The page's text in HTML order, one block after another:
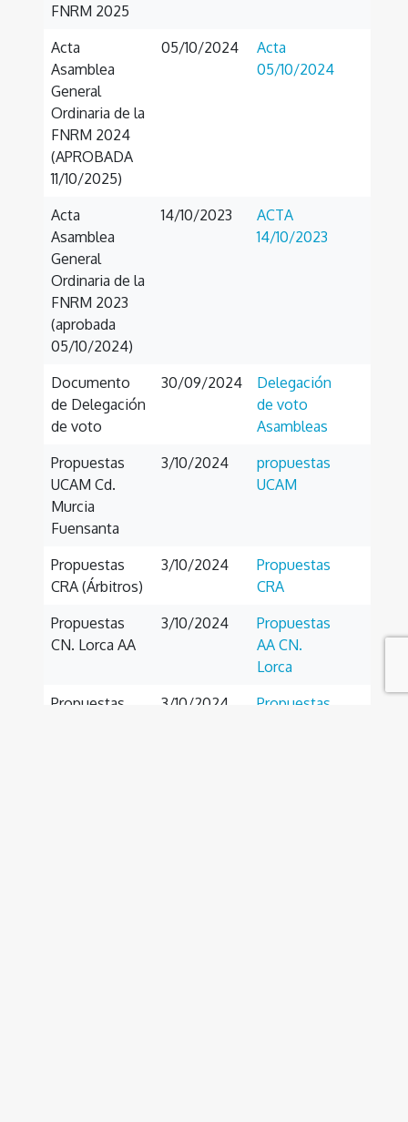
FNRM 2025
Acta
Asamblea
General
Ordinaria de la
FNRM 2024
(APROBADA
11/10/2025)
05/10/2024
Acta
05/10/2024
Acta
Asamblea
General
Ordinaria de la
FNRM 2023
(aprobada
05/10/2024)
14/10/2023
ACTA
14/10/2023
Documento
de Delegación
de voto
30/09/2024
Delegación
de voto
Asambleas
Propuestas
UCAM Cd.
Murcia
Fuensanta
3/10/2024
propuestas
UCAM
Propuestas
CRA (Árbitros)
3/10/2024
Propuestas
CRA
Propuestas
CN. Lorca AA
3/10/2024
Propuestas
AA CN.
Lorca
Propuestas
3/10/2024
Propuestas